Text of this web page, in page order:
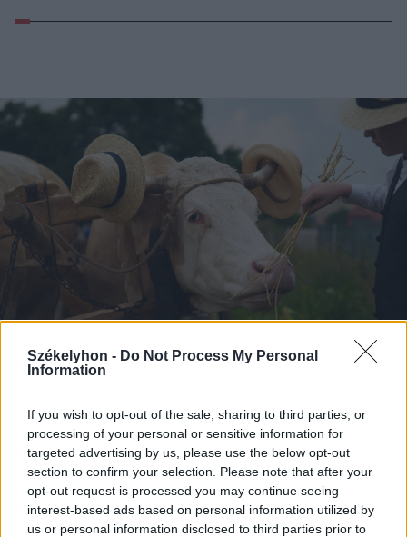
Székelyhon - Do Not Process My Personal
Information
If you wish to opt-out of the sale, sharing to third parties, or
processing of your personal or sensitive information for
targeted advertising by us, please use the below opt-out
section to confirm your selection. Please note that after your
opt-out request is processed you may continue seeing
interest-based ads based on personal information utilized by
us or personal information disclosed to third parties prior to
Aratókalákával idézték fel a múltat
Csíkszentkirályon